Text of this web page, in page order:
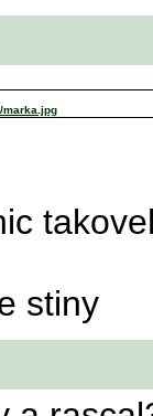
marka.jpg
stiny